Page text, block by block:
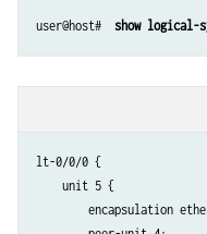
user@host# show logical-
lt-0/0/0 {
    unit 5 {
encapsulation